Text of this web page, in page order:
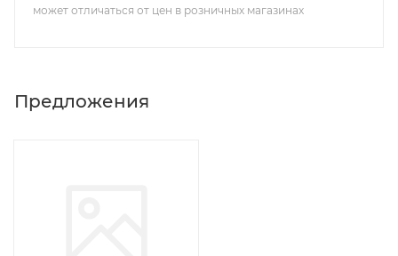
может отличаться от цен в розничных магазинах
Предложения